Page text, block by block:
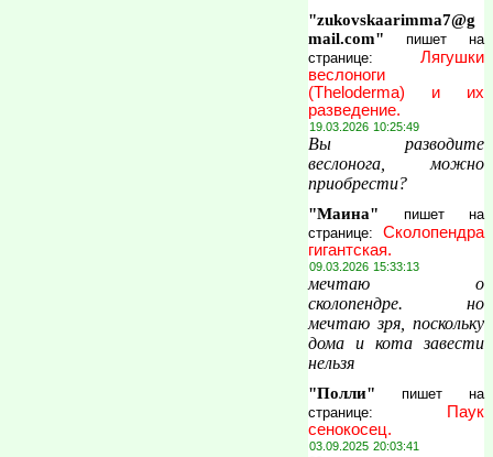
"zukovskaarimma7@g
mail.com" пишет на
странице: Лягушки
веслоноги
(Theloderma) и их
разведение.
19.03.2026 10:25:49
Вы разводите
веслонога, можно
приобрести?
"Маина" пишет на
странице: Сколопендра
гигантская.
09.03.2026 15:33:13
мечтаю о
сколопендре. но
мечтаю зря, поскольку
дома и кота завести
нельзя
"Полли" пишет на
странице:
Паук
сенокосец.
03.09.2025 20:03:41